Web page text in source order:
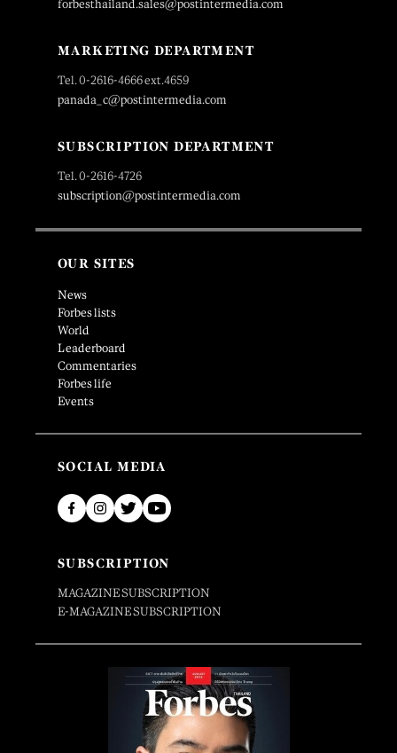
forbesthailand.sales@postintermedia.com
MARKETING DEPARTMENT
Tel. 0-2616-4666 ext.4659
panada_c@postintermedia.com
SUBSCRIPTION DEPARTMENT
Tel. 0-2616-4726
subscription@postintermedia.com
OUR SITES
News
Forbes lists
World
Leaderboard
Commentaries
Forbes life
Events
SOCIAL MEDIA
SUBSCRIPTION
MAGAZINE SUBSCRIPTION
E-MAGAZINE SUBSCRIPTION